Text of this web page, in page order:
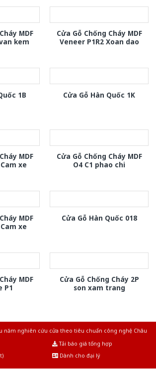
MDF
kem
Cửa Gỗ Chống Cháy MDF
Veneer P1R2 Xoan dao
1B Cửa Gỗ Hàn Quốc 1K
MDF
xe
Cửa Gỗ Chống Cháy MDF
O4 C1 phao chi
MDF
xe
Cửa Gỗ Hàn Quốc 018
MDF
P1
Cửa Gỗ Chống Cháy 2P
son xam trang
năm nghiên cứu cửa theo tiêu chuẩn công nghệ Châu
Tải báo giá tổng hợp
Dành cho đại lý